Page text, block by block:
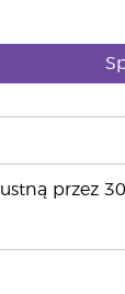
ustną przez